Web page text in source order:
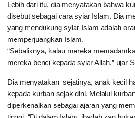
Lebih dari itu, dia menyatakan bahwa
disebut sebagai cara syiar Islam. Dia
yang mendukung syiar Islam adalah
memperjuangkan Islam.
“Sebaliknya, kalau mereka
mereka benci kepada syiar Allah,” ujar
Dia menyatakan, sejatinya, anak kecil
kepada kurban sejak dini. Melalui
diperkenalkan sebagai ajaran yang